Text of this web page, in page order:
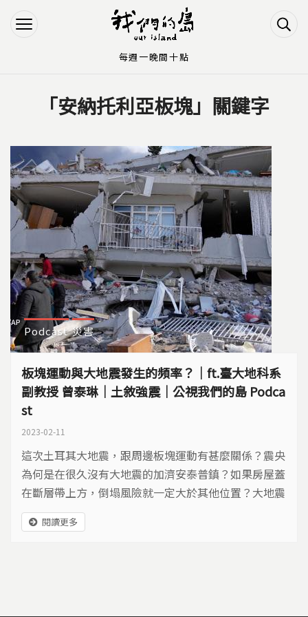
Jump to Navigation
Jump to Main content
您在這裡「安納托利亞板塊」關鍵字
Podcast 災害
板塊運動與大地震發生的頻率？｜ft.臺大地科系
副教授 曾泰琳｜土敘強震｜公視我們的島 Podca
st
2023-02-11
這次土耳其大地震，跟周邊板塊運動有甚麼關係？震央
為何是在很久沒有大地震的加濟安泰普鎮？如果房屋蓋
在斷層帶上方，倒塌風險就一定大於其他位置？大地震
是否真的有週期？目前科學發展，對地震掌握了多少？
真的能夠提前預測機率？來聽臺灣大學地質科學系副教
閱讀更多
每週一晚間十點